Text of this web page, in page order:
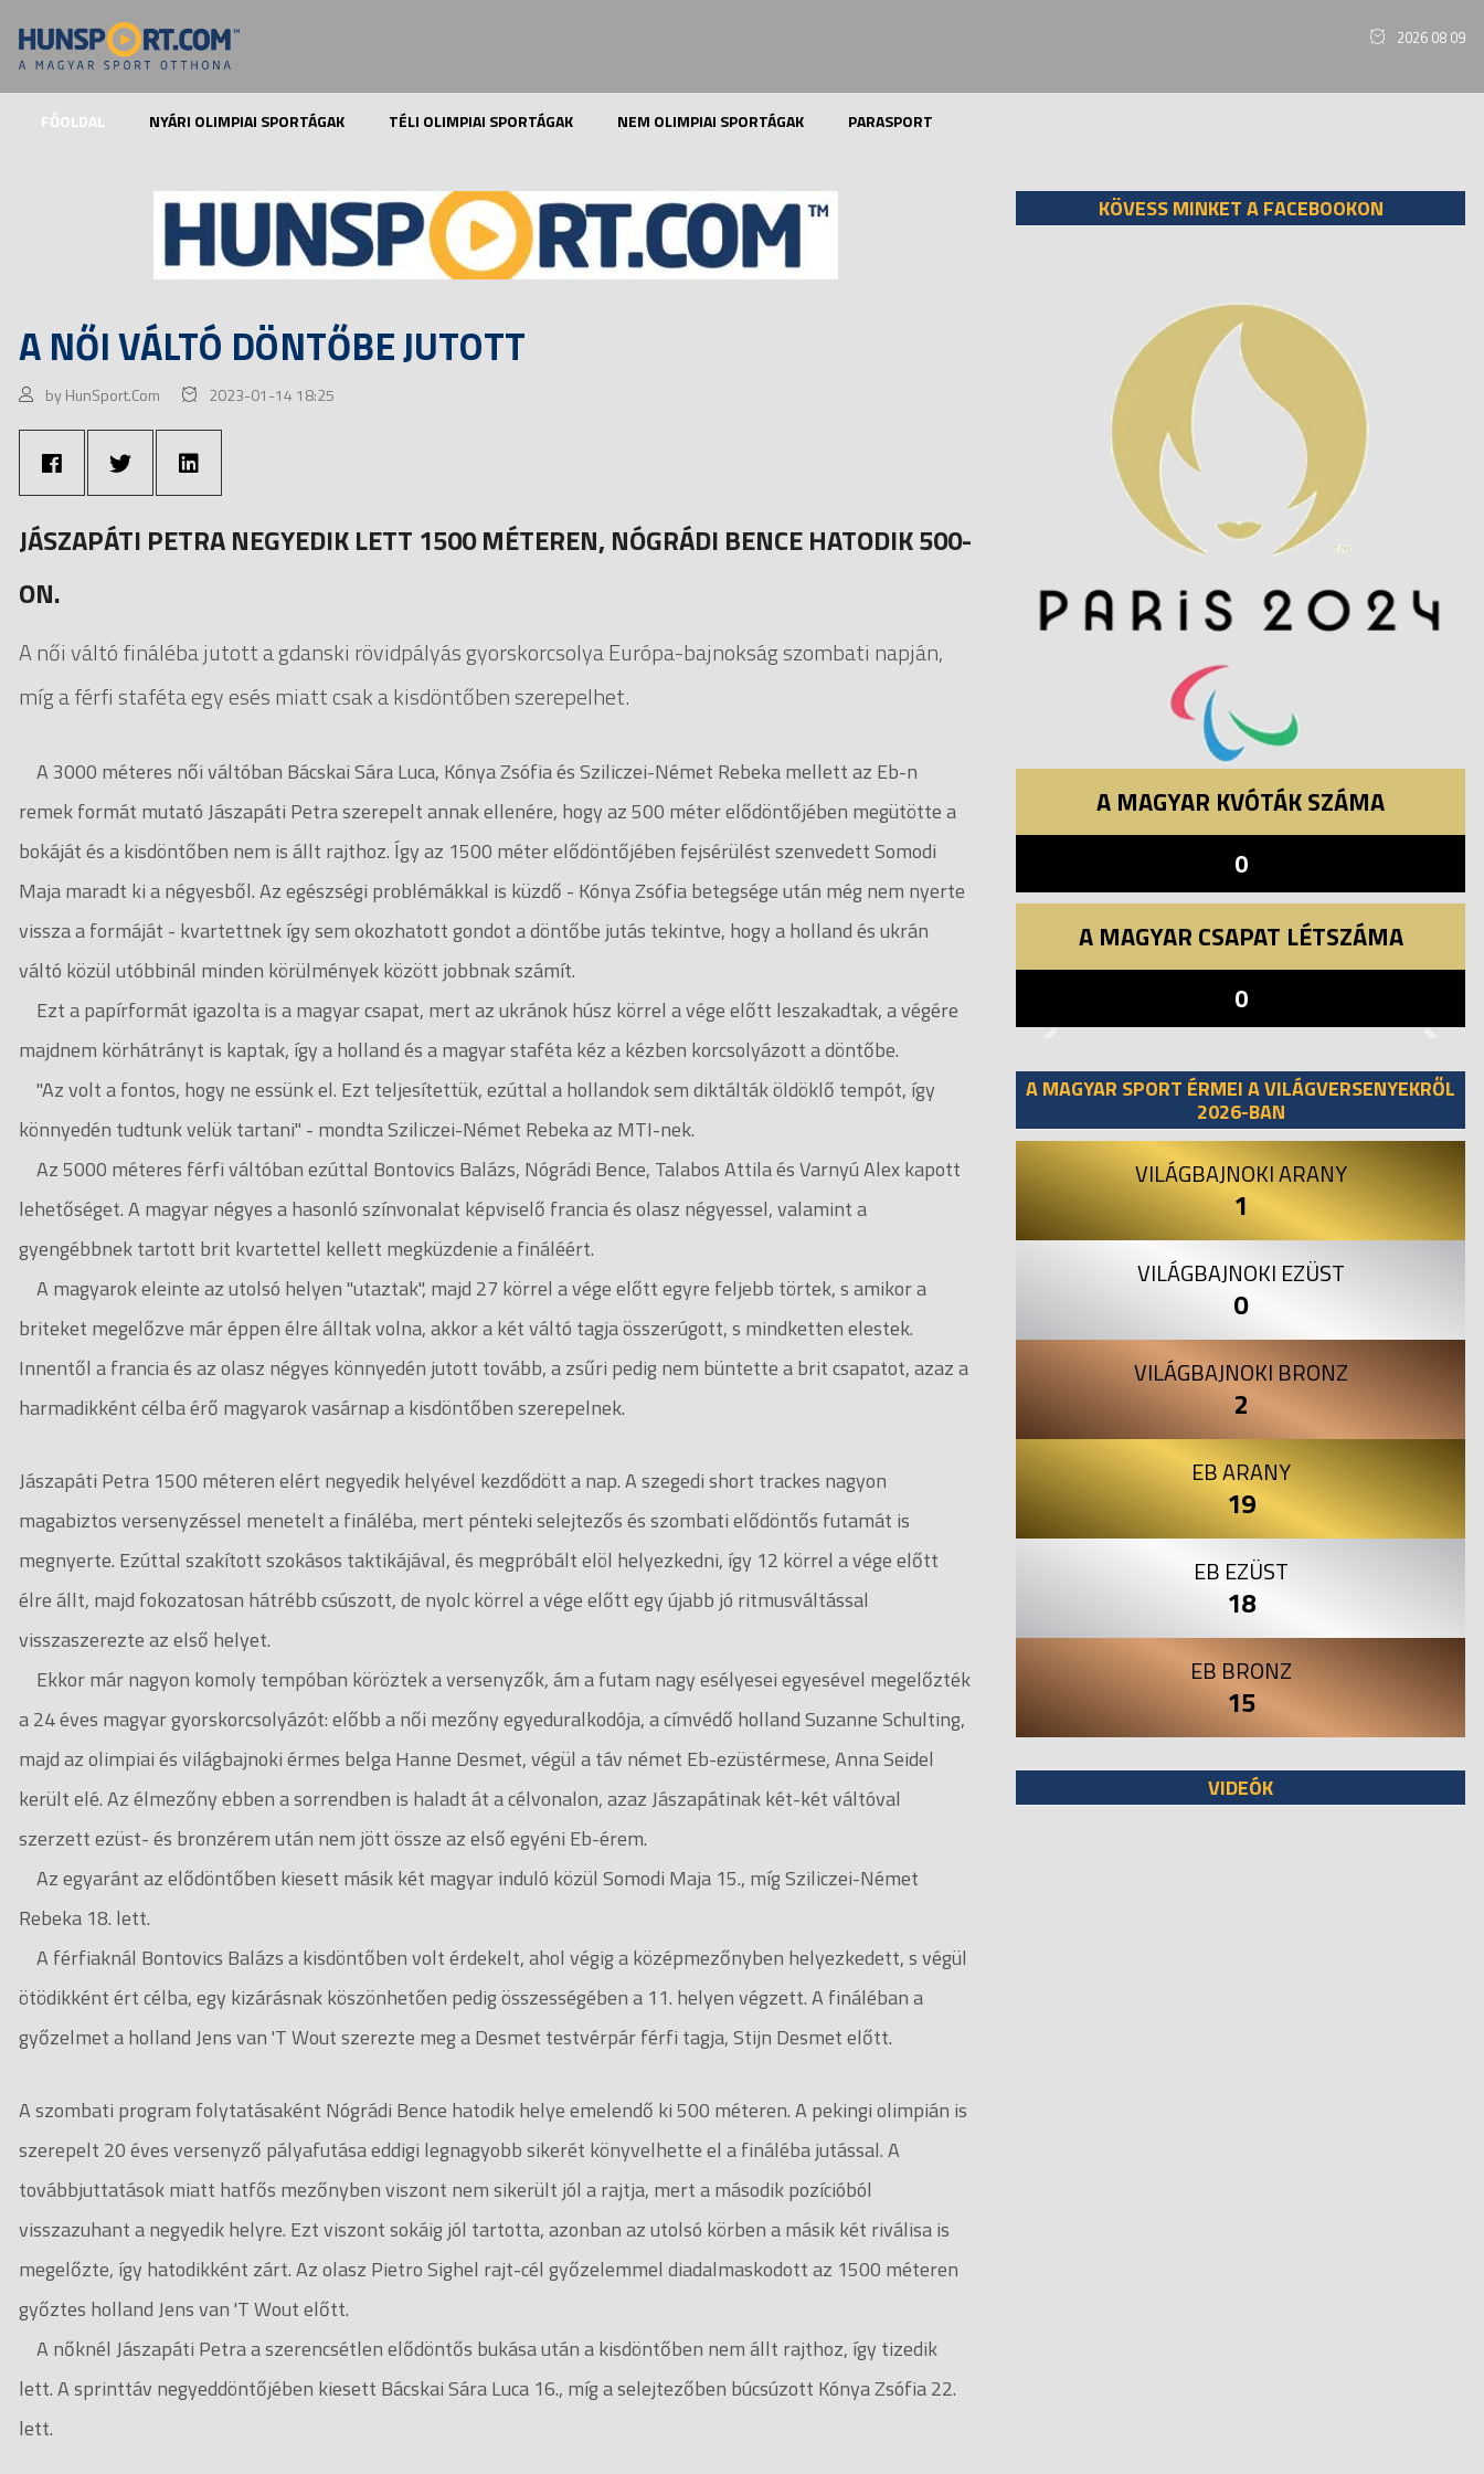
2026 08 09
FŐOLDAL NYÁRI OLIMPIAI SPORTÁGAK TÉLI OLIMPIAI SPORTÁGAK NEM OLIMPIAI SPORTÁGAK PARASPORT
A NŐI VÁLTÓ DÖNTŐBE JUTOTT
by HunSport.Com 2023-01-14 18:25
JÁSZAPÁTI PETRA NEGYEDIK LETT 1500 MÉTEREN, NÓGRÁDI BENCE HATODIK 500-
ON.
A női váltó fináléba jutott a gdanski rövidpályás gyorskorcsolya Európa-bajnokság szombati napján,
míg a férfi staféta egy esés miatt csak a kisdöntőben szerepelhet.
A 3000 méteres női váltóban Bácskai Sára Luca, Kónya Zsófia és Sziliczei-Német Rebeka mellett az Eb-n
remek formát mutató Jászapáti Petra szerepelt annak ellenére, hogy az 500 méter elődöntőjében megütötte a
bokáját és a kisdöntőben nem is állt rajthoz. Így az 1500 méter elődöntőjében fejsérülést szenvedett Somodi
Maja maradt ki a négyesből. Az egészségi problémákkal is küzdő - Kónya Zsófia betegsége után még nem nyerte
vissza a formáját - kvartettnek így sem okozhatott gondot a döntőbe jutás tekintve, hogy a holland és ukrán
váltó közül utóbbinál minden körülmények között jobbnak számít.
Ezt a papírformát igazolta is a magyar csapat, mert az ukránok húsz körrel a vége előtt leszakadtak, a végére
majdnem körhátrányt is kaptak, így a holland és a magyar staféta kéz a kézben korcsolyázott a döntőbe.
"Az volt a fontos, hogy ne essünk el. Ezt teljesítettük, ezúttal a hollandok sem diktálták öldöklő tempót, így
könnyedén tudtunk velük tartani" - mondta Sziliczei-Német Rebeka az MTI-nek.
Az 5000 méteres férfi váltóban ezúttal Bontovics Balázs, Nógrádi Bence, Talabos Attila és Varnyú Alex kapott
lehetőséget. A magyar négyes a hasonló színvonalat képviselő francia és olasz négyessel, valamint a
gyengébbnek tartott brit kvartettel kellett megküzdenie a fináléért.
A magyarok eleinte az utolsó helyen "utaztak", majd 27 körrel a vége előtt egyre feljebb törtek, s amikor a
briteket megelőzve már éppen élre álltak volna, akkor a két váltó tagja összerúgott, s mindketten elestek.
Innentől a francia és az olasz négyes könnyedén jutott tovább, a zsűri pedig nem büntette a brit csapatot, azaz a
harmadikként célba érő magyarok vasárnap a kisdöntőben szerepelnek.
Jászapáti Petra 1500 méteren elért negyedik helyével kezdődött a nap. A szegedi short trackes nagyon
magabiztos versenyzéssel menetelt a fináléba, mert pénteki selejtezős és szombati elődöntős futamát is
megnyerte. Ezúttal szakított szokásos taktikájával, és megpróbált elöl helyezkedni, így 12 körrel a vége előtt
élre állt, majd fokozatosan hátrébb csúszott, de nyolc körrel a vége előtt egy újabb jó ritmusváltással
visszaszerezte az első helyet.
Ekkor már nagyon komoly tempóban köröztek a versenyzők, ám a futam nagy esélyesei egyesével megelőzték
a 24 éves magyar gyorskorcsolyázót: előbb a női mezőny egyeduralkodója, a címvédő holland Suzanne Schulting,
majd az olimpiai és világbajnoki érmes belga Hanne Desmet, végül a táv német Eb-ezüstérmese, Anna Seidel
került elé. Az élmezőny ebben a sorrendben is haladt át a célvonalon, azaz Jászapátinak két-két váltóval
szerzett ezüst- és bronzérem után nem jött össze az első egyéni Eb-érem.
Az egyaránt az elődöntőben kiesett másik két magyar induló közül Somodi Maja 15., míg Sziliczei-Német
Rebeka 18. lett.
A férfiaknál Bontovics Balázs a kisdöntőben volt érdekelt, ahol végig a középmezőnyben helyezkedett, s végül
ötödikként ért célba, egy kizárásnak köszönhetően pedig összességében a 11. helyen végzett. A fináléban a
győzelmet a holland Jens van 'T Wout szerezte meg a Desmet testvérpár férfi tagja, Stijn Desmet előtt.
A szombati program folytatásaként Nógrádi Bence hatodik helye emelendő ki 500 méteren. A pekingi olimpián is
szerepelt 20 éves versenyző pályafutása eddigi legnagyobb sikerét könyvelhette el a fináléba jutással. A
továbbjuttatások miatt hatfős mezőnyben viszont nem sikerült jól a rajtja, mert a második pozícióból
visszazuhant a negyedik helyre. Ezt viszont sokáig jól tartotta, azonban az utolsó körben a másik két riválisa is
megelőzte, így hatodikként zárt. Az olasz Pietro Sighel rajt-cél győzelemmel diadalmaskodott az 1500 méteren
győztes holland Jens van 'T Wout előtt.
A nőknél Jászapáti Petra a szerencsétlen elődöntős bukása után a kisdöntőben nem állt rajthoz, így tizedik
lett. A sprinttáv negyeddöntőjében kiesett Bácskai Sára Luca 16., míg a selejtezőben búcsúzott Kónya Zsófia 22.
lett.
KÖVESS MINKET A FACEBOOKON
A MAGYAR KVÓTÁK SZÁMA
0
A MAGYAR CSAPAT LÉTSZÁMA
0
A MAGYAR SPORT ÉRMEI A VILÁGVERSENYEKRŐL
2026-BAN
VILÁGBAJNOKI ARANY
1
VILÁGBAJNOKI EZÜST
0
VILÁGBAJNOKI BRONZ
2
EB ARANY
19
EB EZÜST
18
EB BRONZ
15
VIDEÓK